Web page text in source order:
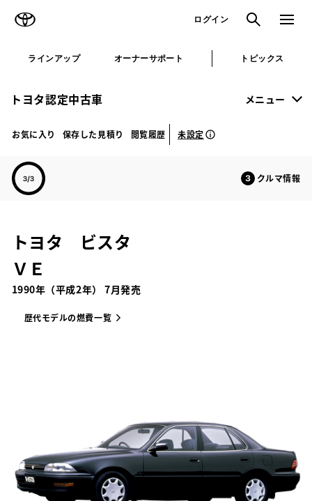
ログイン 検索 メニュ
ラインアップ オーナーサポート トピックス
トヨタ認定中古車 メニュー
お気に入り 保存した見積り 閲覧履歴 未設定
クルマ情報
トヨタ ビスタ
ＶＥ
1990年（平成2年） 7月発売
歴代モデルの燃費一覧